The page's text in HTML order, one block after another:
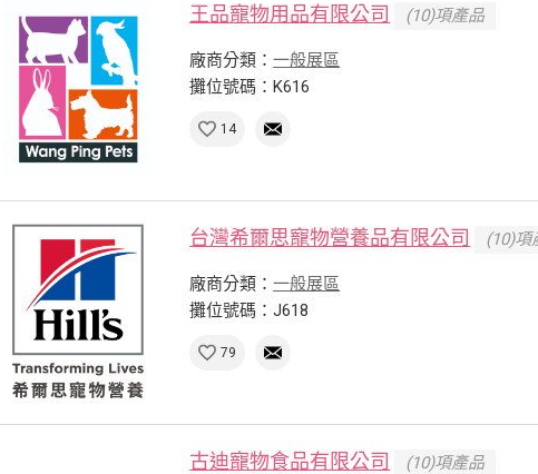
王品寵物用品有限公司 (10)項產品
廠商分類：一般展區
攤位號碼：K616
14
台灣希爾思寵物營養品有限公司 (10)項
廠商分類：一般展區
攤位號碼：J618
79
古迪寵物食品有限公司 (10)項產品